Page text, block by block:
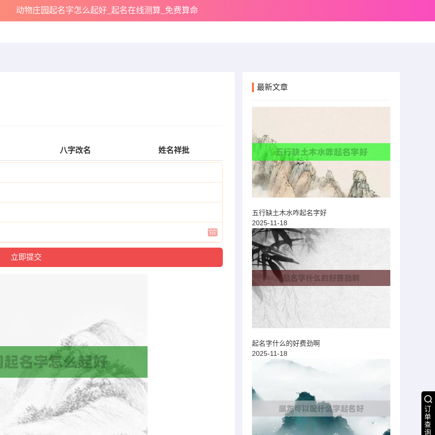
动物庄园起名字怎么起好_起名在线测算_免费算命
订
单
查
询
八字改名 姓名祥批
最新文章
五行缺土木水咋起名字好
2025-11-18
起名字什么的好费劲啊
2025-11-18